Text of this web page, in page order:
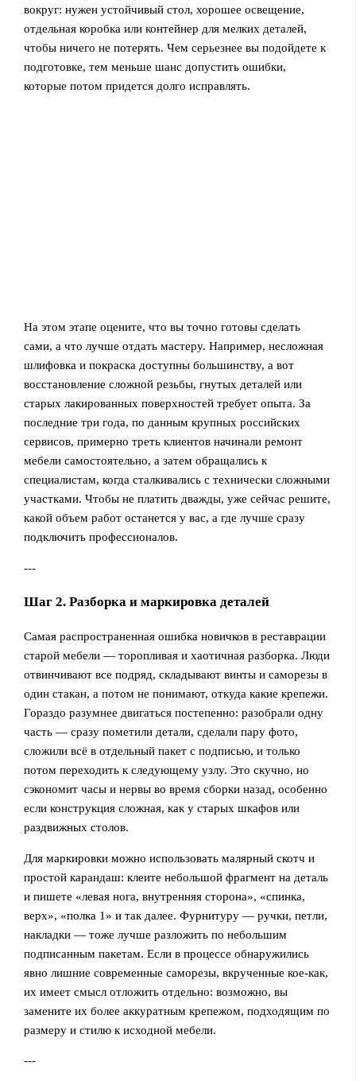
вокруг: нужен устойчивый стол, хорошее освещение,
отдельная коробка или контейнер для мелких деталей,
чтобы ничего не потерять. Чем серьезнее вы подойдете к
подготовке, тем меньше шанс допустить ошибки,
которые потом придется долго исправлять.
На этом этапе оцените, что вы точно готовы сделать
сами, а что лучше отдать мастеру. Например, несложная
шлифовка и покраска доступны большинству, а вот
восстановление сложной резьбы, гнутых деталей или
старых лакированных поверхностей требует опыта. За
последние три года, по данным крупных российских
сервисов, примерно треть клиентов начинали ремонт
мебели самостоятельно, а затем обращались к
специалистам, когда сталкивались с технически сложными
участками. Чтобы не платить дважды, уже сейчас решите,
какой объем работ останется у вас, а где лучше сразу
подключить профессионалов.
---
Шаг 2. Разборка и маркировка деталей
Самая распространенная ошибка новичков в реставрации
старой мебели — торопливая и хаотичная разборка. Люди
отвинчивают все подряд, складывают винты и саморезы в
один стакан, а потом не понимают, откуда какие крепежи.
Гораздо разумнее двигаться постепенно: разобрали одну
часть — сразу пометили детали, сделали пару фото,
сложили всё в отдельный пакет с подписью, и только
потом переходить к следующему узлу. Это скучно, но
сэкономит часы и нервы во время сборки назад, особенно
если конструкция сложная, как у старых шкафов или
раздвижных столов.
Для маркировки можно использовать малярный скотч и
простой карандаш: клеите небольшой фрагмент на деталь
и пишете «левая нога, внутренняя сторона», «спинка,
верх», «полка 1» и так далее. Фурнитуру — ручки, петли,
накладки — тоже лучше разложить по небольшим
подписанным пакетам. Если в процессе обнаружились
явно лишние современные саморезы, вкрученные кое‑как,
их имеет смысл отложить отдельно: возможно, вы
замените их более аккуратным крепежом, подходящим по
размеру и стилю к исходной мебели.
---